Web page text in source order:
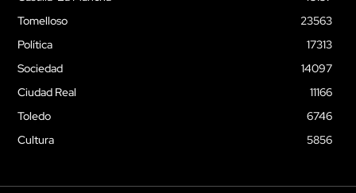
Tomelloso
23563
Política
17313
Sociedad
14097
Ciudad Real
11166
Toledo
6746
Cultura
5856